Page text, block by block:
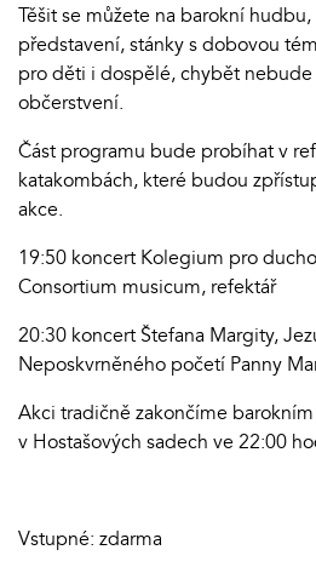
Těšit se můžete na barokní
představení, stánky s dobovou
pro děti i dospělé, chybět
občerstvení.
Část programu bude probíhat v
katakombách, které budou
akce.
19:50 koncert Kolegium pro
Consortium musicum, refektář
20:30 koncert Štefana Margity,
Neposkvrněného početí Panny
Akci tradičně zakončíme
v Hostašových sadech ve 22:00
Vstupné: zdarma